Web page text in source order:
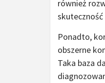
również
skuteczność
Ponadto,
obszerne
Taka baza